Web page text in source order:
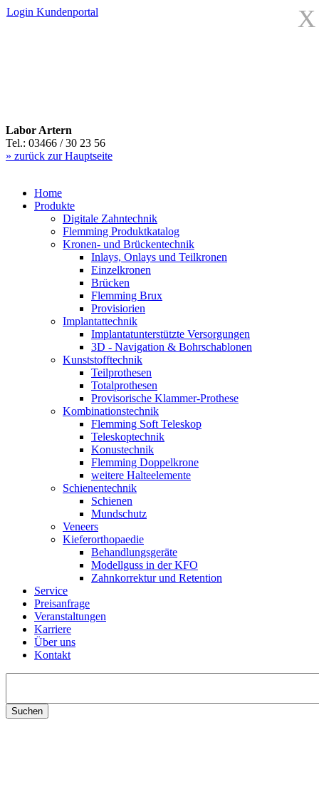
Login Kundenportal
Labor Artern
Tel.: 03466 / 30 23 56
» zurück zur Hauptseite
Home
Produkte
Digitale Zahntechnik
Flemming Produktkatalog
Kronen- und Brückentechnik
Inlays, Onlays und Teilkronen
Einzelkronen
Brücken
Flemming Brux
Provisiorien
Implantat­technik
Implantat­unterstützte Versorgungen
3D - Navigation & Bohr­schablonen
Kunststoff­technik
Teilprothesen
Totalprothesen
Provisorische Klammer-Prothese
Kombinations­technik
Flemming Soft Teleskop
Teleskoptechnik
Konustechnik
Flemming Doppelkrone
weitere Halteelemente
Schienen­technik
Schienen
Mundschutz
Veneers
Kieferorthopaedie
Behandlungs­geräte
Modellguss in der KFO
Zahnkorrektur und Retention
Service
Preisanfrage
Veranstaltungen
Karriere
Über uns
Kontakt
X